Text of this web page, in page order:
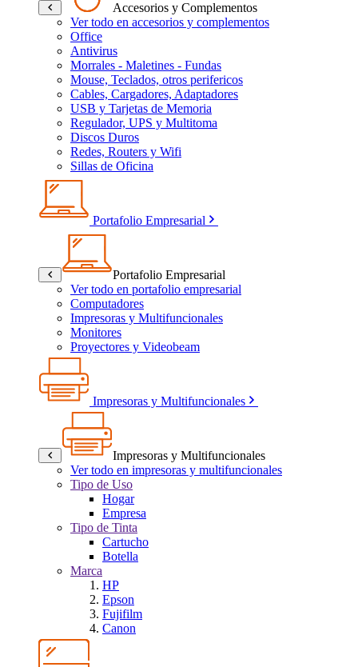
Accesorios y Complementos
Ver todo en accesorios y complementos
Office
Antivirus
Morrales - Maletines - Fundas
Mouse, Teclados, otros perifericos
Cables, Cargadores, Adaptadores
USB y Tarjetas de Memoria
Regulador, UPS y Multitoma
Discos Duros
Redes, Routers y Wifi
Sillas de Oficina
Portafolio Empresarial
Portafolio Empresarial
Ver todo en portafolio empresarial
Computadores
Impresoras y Multifuncionales
Monitores
Proyectores y Videobeam
Impresoras y Multifuncionales
Impresoras y Multifuncionales
Ver todo en impresoras y multifuncionales
Tipo de Uso
Hogar
Empresa
Tipo de Tinta
Cartucho
Botella
Marca
HP
Epson
Fujifilm
Canon